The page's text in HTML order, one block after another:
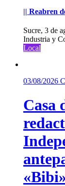
|| Reabren
Sucre, 3 de
Industria y
Local
03/08/2026
Casa